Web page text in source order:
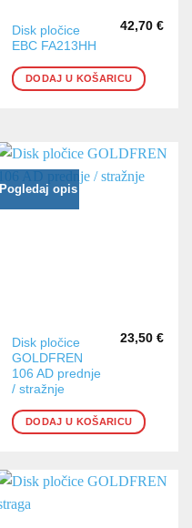
Disk pločice
EBC FA213HH
42,70 €
DODAJ U KOŠARICU
Pogledaj opis
Disk pločice
GOLDFREN
106 AD prednje
/ stražnje
23,50 €
DODAJ U KOŠARICU